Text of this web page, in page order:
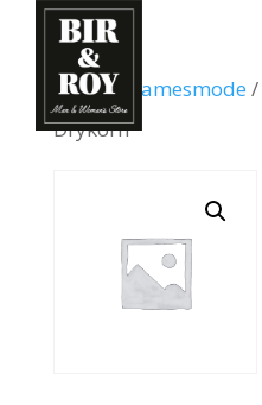
Home/ Damesmode /
Drykorn